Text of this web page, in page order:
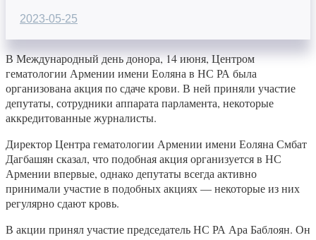
2023-05-25
В Международный день донора, 14 июня, Центром
гематологии Армении имени Еоляна в НС РА была
организована акция по сдаче крови. В ней приняли участие
депутаты, сотрудники аппарата парламента, некоторые
аккредитованные журналисты.
Директор Центра гематологии Армении имени Еоляна Смбат
Дагбашян сказал, что подобная акция организуется в НС
Армении впервые, однако депутаты всегда активно
принимали участие в подобных акциях — некоторые из них
регулярно сдают кровь.
В акции принял участие председатель НС РА Ара Баблоян. Он